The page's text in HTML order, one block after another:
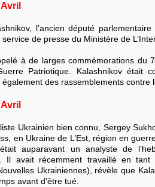
l’ancien député
de presse du Ministère de
à de larges commémorations du
Patriotique. Kalashnikov était
également des rassemblements contre
Ukrainien bien connu, Sergey
en Ukraine de L’Est, région en
auparavant un analyste de
Il avait récemment travaillé en tant
Ukrainiennes), révèle que
avant d’être tué.